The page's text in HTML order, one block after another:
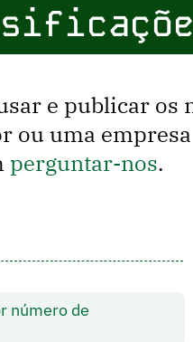
e publicar os
ou uma
perguntar-nos.
número de